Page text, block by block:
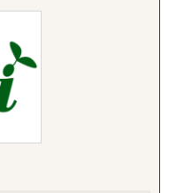
まに多くご依頼を受け
、事業を成功させるに
ってきます。
させていただきますの
FDA対応を、施設登
カバー。あわせて輸出
ョンの構築まで、実務
企業さまの「意思決定
。米国プランでは
と日本人メンバーが協
ニーズに応じた柔軟な
ィンググループ/ゴー
当社グループで展開
食業/ヘルスケア/卸売/